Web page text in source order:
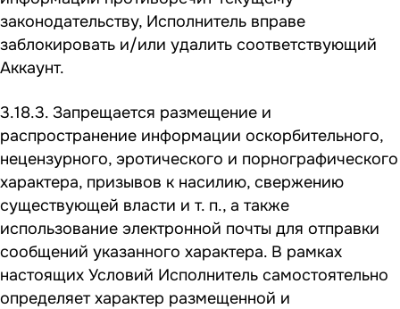
законодательству, Исполнитель вправе
заблокировать и/или удалить соответствующий
Аккаунт.
3.18.3. Запрещается размещение и
распространение информации оскорбительного,
нецензурного, эротического и порнографического
характера, призывов к насилию, свержению
существующей власти и т. п., а также
использование электронной почты для отправки
сообщений указанного характера. В рамках
настоящих Условий Исполнитель самостоятельно
определяет характер размещенной и